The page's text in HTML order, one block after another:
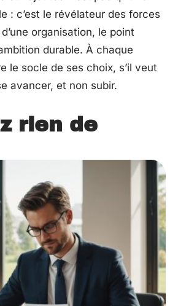
: c’est le révélateur des forces
organisation, le point
durable. À chaque
le socle de ses choix, s’il veut
avancer, et non subir.
rien de